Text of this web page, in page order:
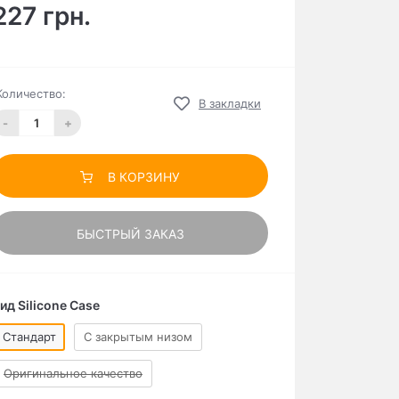
грн.
- +
В закладки
В КОРЗИНУ
БЫСТРЫЙ ЗАКАЗ
Silicone Case
Стандарт C закрытым низом
Оригинальное качество